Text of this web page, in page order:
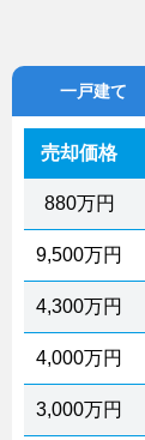
一戸建て
売却価格
880万円
9,500万円
4,300万円
4,000万円
3,000万円